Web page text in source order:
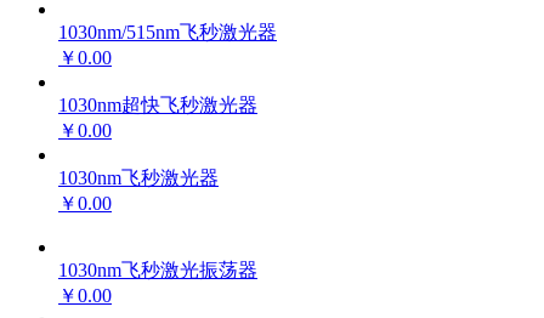
1030nm/515nm飞秒激光器
￥0.00
1030nm超快飞秒激光器
￥0.00
1030nm飞秒激光器
￥0.00
1030nm飞秒激光振荡器
￥0.00